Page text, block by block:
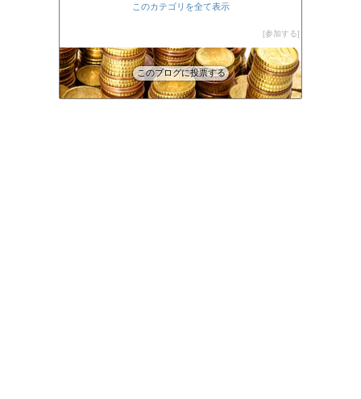
このカテゴリを全て表示
参加する
このブログに投票する